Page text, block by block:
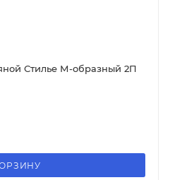
Стилье М-образный 2П